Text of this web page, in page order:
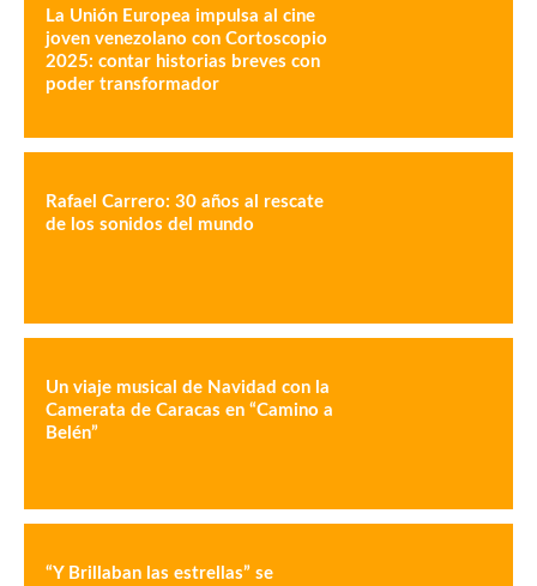
La Unión Europea impulsa al cine
joven venezolano con Cortoscopio
2025: contar historias breves con
poder transformador
Rafael Carrero: 30 años al rescate
de los sonidos del mundo
Un viaje musical de Navidad con la
Camerata de Caracas en “Camino a
Belén”
“Y Brillaban las estrellas” se